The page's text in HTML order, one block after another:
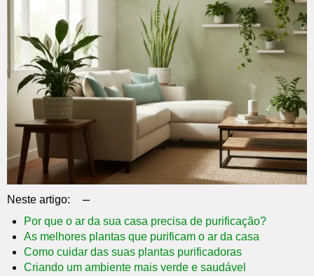
Neste artigo: –
Por que o ar da sua casa precisa de purificação?
As melhores plantas que purificam o ar da casa
Como cuidar das suas plantas purificadoras
Criando um ambiente mais verde e saudável